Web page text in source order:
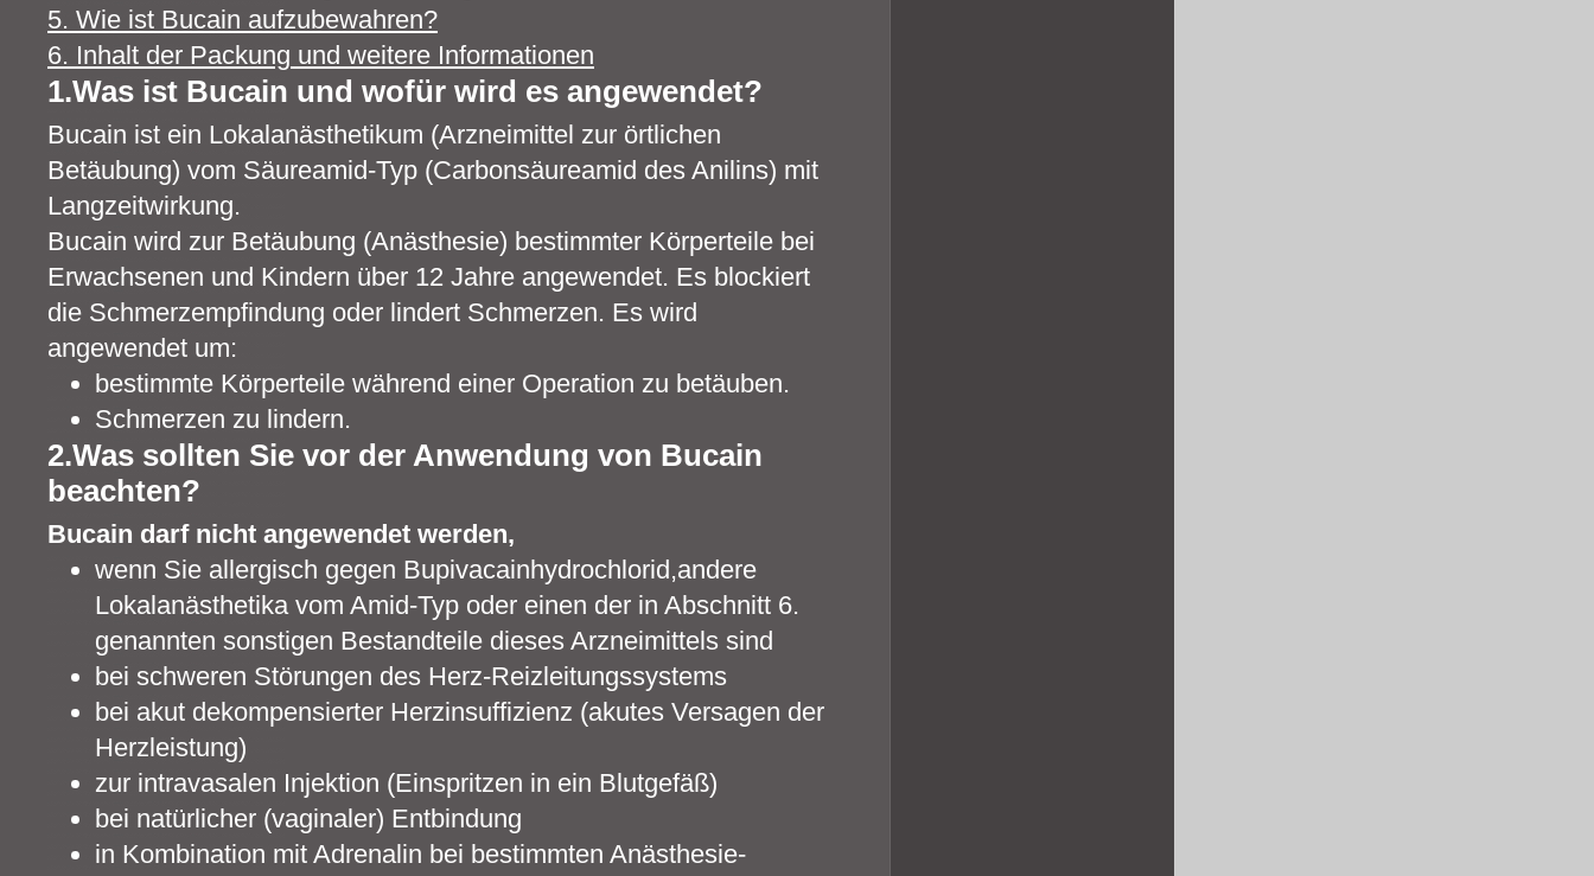
5. Wie ist Bucain aufzubewahren?
6. Inhalt der Packung und weitere Informationen
1.Was ist Bucain und wofür wird es angewendet?
Bucain ist ein Lokalanästhetikum (Arzneimittel zur örtlichen
Betäubung) vom Säureamid-Typ (Carbonsäureamid des Anilins) mit
Langzeitwirkung.
Bucain wird zur Betäubung (Anästhesie) bestimmter Körperteile bei
Erwachsenen und Kindern über 12 Jahre angewendet. Es blockiert
die Schmerzempfindung oder lindert Schmerzen. Es wird
angewendet um:
bestimmte Körperteile während einer Operation zu betäuben.
Schmerzen zu lindern.
2.Was sollten Sie vor der Anwendung von Bucain
beachten?
Bucain darf nicht angewendet werden,
wenn Sie allergisch gegen Bupivacainhydrochlorid,andere
Lokalanästhetika vom Amid-Typ oder einen der in Abschnitt 6.
genannten sonstigen Bestandteile dieses Arzneimittels sind
bei schweren Störungen des Herz-Reizleitungssystems
bei akut dekompensierter Herzinsuffizienz (akutes Versagen der
Herzleistung)
zur intravasalen Injektion (Einspritzen in ein Blutgefäß)
bei natürlicher (vaginaler) Entbindung
in Kombination mit Adrenalin bei bestimmten Anästhesie-